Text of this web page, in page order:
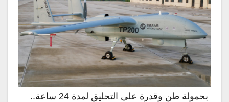
بحمولة طن وقدرة على التحليق لمدة 24 ساعة..